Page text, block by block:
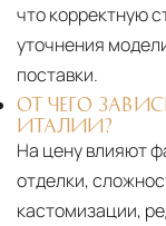
что корректную
уточнения
поставки.
ОТ ЧЕГО
ИТАЛИИ?
На цену влияют
отделки,
кастомизации,